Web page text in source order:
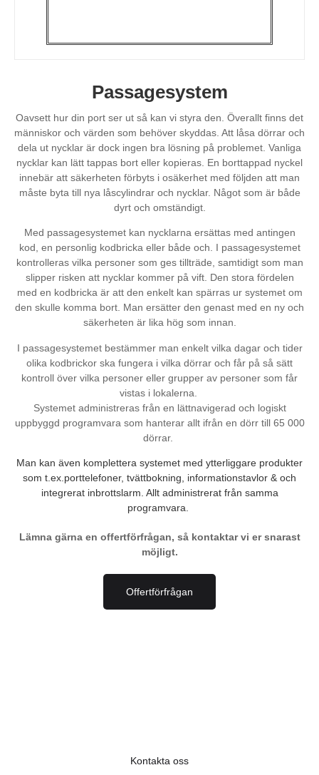
Passagesystem
Oavsett hur din port ser ut så kan vi styra den. Överallt finns det
människor och värden som behöver skyddas. Att låsa dörrar och
dela ut nycklar är dock ingen bra lösning på problemet. Vanliga
nycklar kan lätt tappas bort eller kopieras. En borttappad nyckel
innebär att säkerheten förbyts i osäkerhet med följden att man
måste byta till nya låscylindrar och nycklar. Något som är både
dyrt och omständigt.
Med passagesystemet kan nycklarna ersättas med antingen
kod, en personlig kodbricka eller både och. I passagesystemet
kontrolleras vilka personer som ges tillträde, samtidigt som man
slipper risken att nycklar kommer på vift. Den stora fördelen
med en kodbricka är att den enkelt kan spärras ur systemet om
den skulle komma bort. Man ersätter den genast med en ny och
säkerheten är lika hög som innan.
I passagesystemet bestämmer man enkelt vilka dagar och tider
olika kodbrickor ska fungera i vilka dörrar och får på så sätt
kontroll över vilka personer eller grupper av personer som får
vistas i lokalerna.
Systemet administreras från en lättnavigerad och logiskt
uppbyggd programvara som hanterar allt ifrån en dörr till 65 000
dörrar.
Man kan även komplettera systemet med ytterliggare produkter
som t.ex.porttelefoner, tvättbokning, informationstavlor & och
integrerat inbrottslarm. Allt administrerat från samma
programvara.
Lämna gärna en offertförfrågan, så kontaktar vi er snarast
möjligt.
Offertförfrågan
Kontakta oss